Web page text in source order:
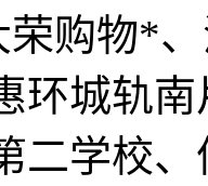
荣购物*
环城轨
二学校